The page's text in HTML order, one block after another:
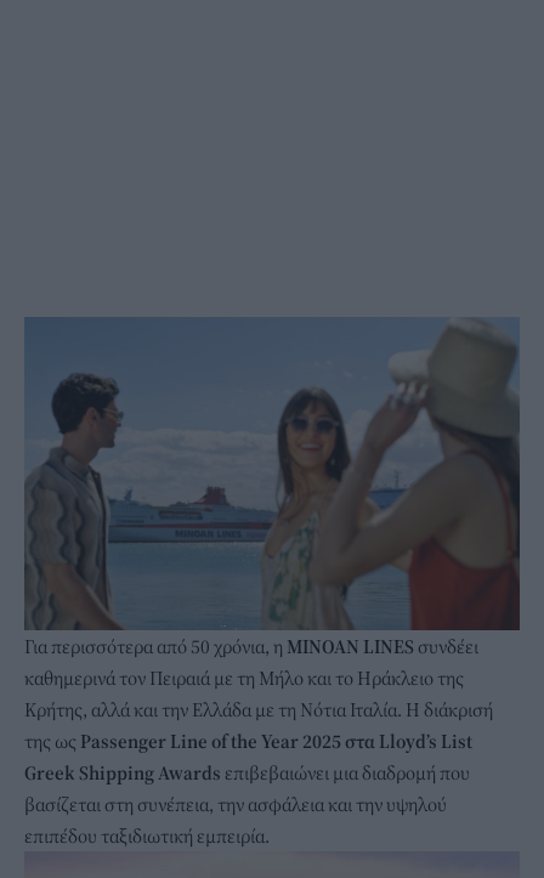
Για περισσότερα από 50 χρόνια, η MINOAN LINES συνδέει
καθημερινά τον Πειραιά με τη Μήλο και το Ηράκλειο της
Κρήτης, αλλά και την Ελλάδα με τη Νότια Ιταλία. Η διάκρισή
της ως Passenger Line of the Year 2025 στα Lloyd’s List
Greek Shipping Awards επιβεβαιώνει μια διαδρομή που
βασίζεται στη συνέπεια, την ασφάλεια και την υψηλού
επιπέδου ταξιδιωτική εμπειρία.